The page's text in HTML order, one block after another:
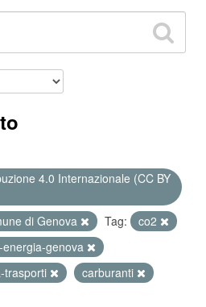
4.0 Internazionale (CC BY
di Genova Tag:
co2
genova
trasporti
carburanti